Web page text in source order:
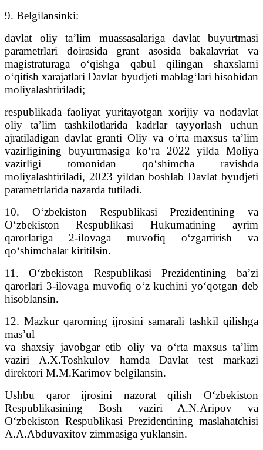
9. Belgilansinki:
davlat oliy ta’lim muassasalariga davlat buyurtmasi
parametrlari doirasida grant asosida bakalavriat va
magistraturaga o‘qishga qabul qilingan shaxslarni
o‘qitish xarajatlari Davlat byudjeti mablag‘lari hisobidan
moliyalashtiriladi;
respublikada faoliyat yuritayotgan xorijiy va nodavlat
oliy ta’lim tashkilotlarida kadrlar tayyorlash uchun
ajratiladigan davlat granti Oliy va o‘rta maxsus ta’lim
vazirligining buyurtmasiga ko‘ra 2022 yilda Moliya
vazirligi tomonidan qo‘shimcha ravishda
moliyalashtiriladi, 2023 yildan boshlab Davlat byudjeti
parametrlarida nazarda tutiladi.
10. O‘zbekiston Respublikasi Prezidentining va
O‘zbekiston Respublikasi Hukumatining ayrim
qarorlariga 2-ilovaga muvofiq o‘zgartirish va
qo‘shimchalar kiritilsin.
11. O‘zbekiston Respublikasi Prezidentining ba’zi
qarorlari 3-ilovaga muvofiq o‘z kuchini yo‘qotgan deb
hisoblansin.
12. Mazkur qarorning ijrosini samarali tashkil qilishga
mas’ul
va shaxsiy javobgar etib oliy va o‘rta maxsus ta’lim
vaziri A.X.Toshkulov hamda Davlat test markazi
direktori M.M.Karimov belgilansin.
Ushbu qaror ijrosini nazorat qilish O‘zbekiston
Respublikasining Bosh vaziri A.N.Aripov va
O‘zbekiston Respublikasi Prezidentining maslahatchisi
A.A.Abduvaxitov zimmasiga yuklansin.